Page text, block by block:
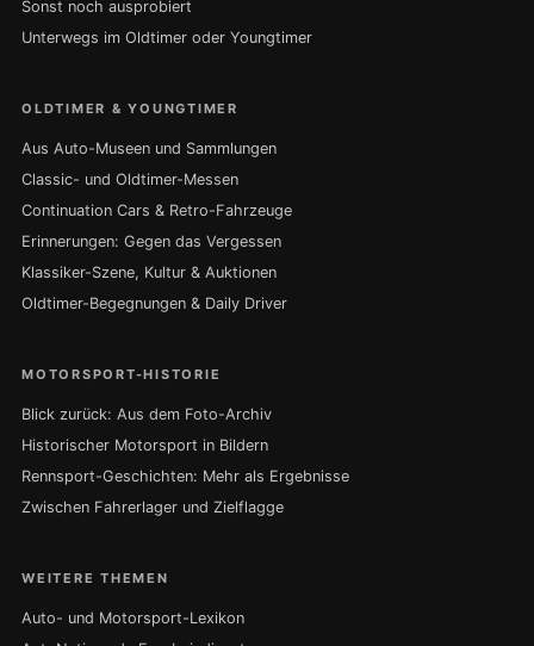
Sonst noch ausprobiert
Unterwegs im Oldtimer oder Youngtimer
OLDTIMER & YOUNGTIMER
Aus Auto-Museen und Sammlungen
Classic- und Oldtimer-Messen
Continuation Cars & Retro-Fahrzeuge
Erinnerungen: Gegen das Vergessen
Klassiker-Szene, Kultur & Auktionen
Oldtimer-Begegnungen & Daily Driver
MOTORSPORT-HISTORIE
Blick zurück: Aus dem Foto-Archiv
Historischer Motorsport in Bildern
Rennsport-Geschichten: Mehr als Ergebnisse
Zwischen Fahrerlager und Zielflagge
WEITERE THEMEN
Auto- und Motorsport-Lexikon